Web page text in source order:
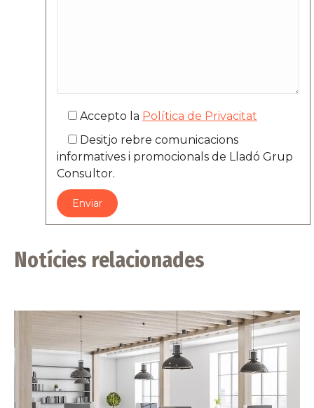
Accepto la Política de Privacitat
Desitjo rebre comunicacions
informatives i promocionals de Lladó Grup
Consultor.
Notícies relacionades